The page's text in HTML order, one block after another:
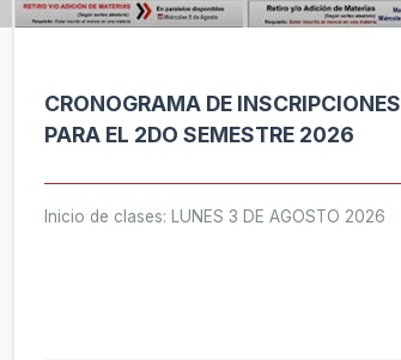
CRONOGRAMA DE INSCRIPCIONES
PARA EL 2DO SEMESTRE 2026
Inicio de clases: LUNES 3 DE AGOSTO 2026